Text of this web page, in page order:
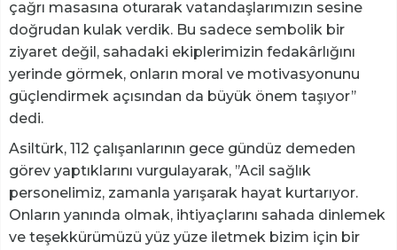
çağrı masasına oturarak vatandaşlarımızın sesine
doğrudan kulak verdik. Bu sadece sembolik bir
ziyaret değil, sahadaki ekiplerimizin fedakârlığını
yerinde görmek, onların moral ve motivasyonunu
güçlendirmek açısından da büyük önem taşıyor’’
dedi.
Asiltürk, 112 çalışanlarının gece gündüz demeden
görev yaptıklarını vurgulayarak, ’’Acil sağlık
personelimiz, zamanla yarışarak hayat kurtarıyor.
Onların yanında olmak, ihtiyaçlarını sahada dinlemek
ve teşekkürümüzü yüz yüze iletmek bizim için bir